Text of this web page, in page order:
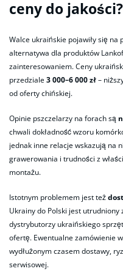
ceny do jakości?
Walce ukraińskie pojawiły się
alternatywa dla produktów
zainteresowaniem. Ceny
przedziale3 000–6 000 zł–
od oferty chińskiej.
Opinie pszczelarzy na forach są
chwali dokładność wzoru
jednak inne relacje wskazują na
grawerowania i trudności z
montażu.
Istotnym problemem jest też
Ukrainy do Polski jest
dystrybutorzy ukraińskiego
ofertę. Ewentualne zamówienie
wydłużonym czasem dostawy,
serwisowej.